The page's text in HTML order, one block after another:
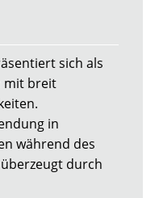
sich als
mit breit
in
während des
durch